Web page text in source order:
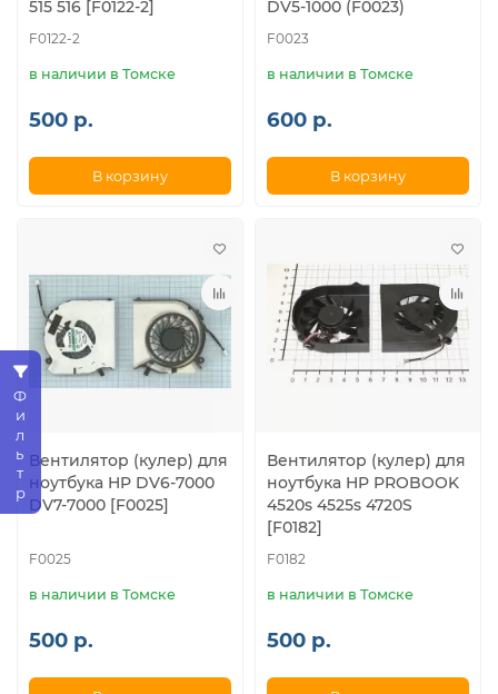
Фильтр
515 516 [F0122-2]
F0122-2
в наличии в Томске
500 р.
В корзину
DV5-1000 (F0023)
F0023
в наличии в Томске
600 р.
В корзину
Вентилятор (кулер) для
ноутбука HP DV6-7000
DV7-7000 [F0025]
F0025
в наличии в Томске
500 р.
Вентилятор (кулер) для
ноутбука HP PROBOOK
4520s 4525s 4720S
[F0182]
F0182
в наличии в Томске
500 р.